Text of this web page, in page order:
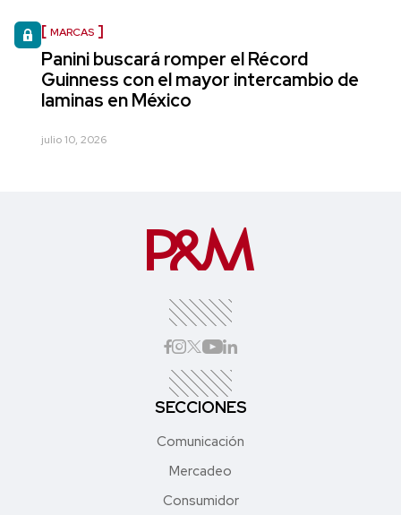
MARCAS
Panini buscará romper el Récord
Guinness con el mayor intercambio de
laminas en México
julio 10, 2026
SECCIONES
Comunicación
Mercadeo
Consumidor